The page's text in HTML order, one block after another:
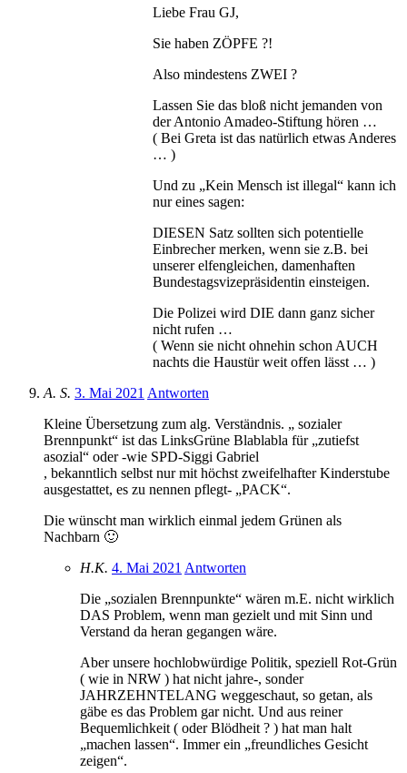
Liebe Frau GJ,
Sie haben ZÖPFE ?!
Also mindestens ZWEI ?
Lassen Sie das bloß nicht jemanden von
der Antonio Amadeo-Stiftung hören …
( Bei Greta ist das natürlich etwas Anderes
… )
Und zu „Kein Mensch ist illegal“ kann ich
nur eines sagen:
DIESEN Satz sollten sich potentielle
Einbrecher merken, wenn sie z.B. bei
unserer elfengleichen, damenhaften
Bundestagsvizepräsidentin einsteigen.
Die Polizei wird DIE dann ganz sicher
nicht rufen …
( Wenn sie nicht ohnehin schon AUCH
nachts die Haustür weit offen lässt … )
A. S. 3. Mai 2021 Antworten
Kleine Übersetzung zum alg. Verständnis. „ sozialer
Brennpunkt“ ist das LinksGrüne Blablabla für „zutiefst
asozial“ oder -wie SPD-Siggi Gabriel
, bekanntlich selbst nur mit höchst zweifelhafter Kinderstube
ausgestattet, es zu nennen pflegt- „PACK“.
Die wünscht man wirklich einmal jedem Grünen als
Nachbarn 🙂
H.K. 4. Mai 2021 Antworten
Die „sozialen Brennpunkte“ wären m.E. nicht wirklich
DAS Problem, wenn man gezielt und mit Sinn und
Verstand da heran gegangen wäre.
Aber unsere hochlobwürdige Politik, speziell Rot-Grün
( wie in NRW ) hat nicht jahre-, sonder
JAHRZEHNTELANG weggeschaut, so getan, als
gäbe es das Problem gar nicht. Und aus reiner
Bequemlichkeit ( oder Blödheit ? ) hat man halt
„machen lassen“. Immer ein „freundliches Gesicht
zeigen“.